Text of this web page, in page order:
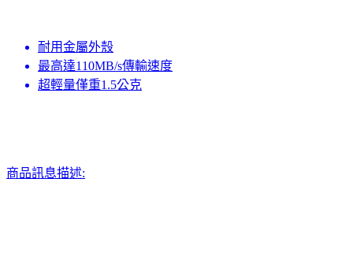
耐用金屬外殼
最高達110MB/s傳輸速度
超輕量僅重1.5公克
商品訊息描述: